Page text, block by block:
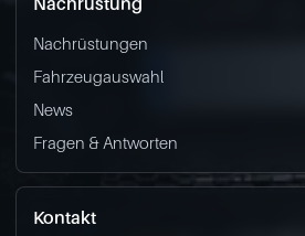
Nachrüstungen
Fahrzeugauswahl
News
Fragen & Antworten
Kontakt